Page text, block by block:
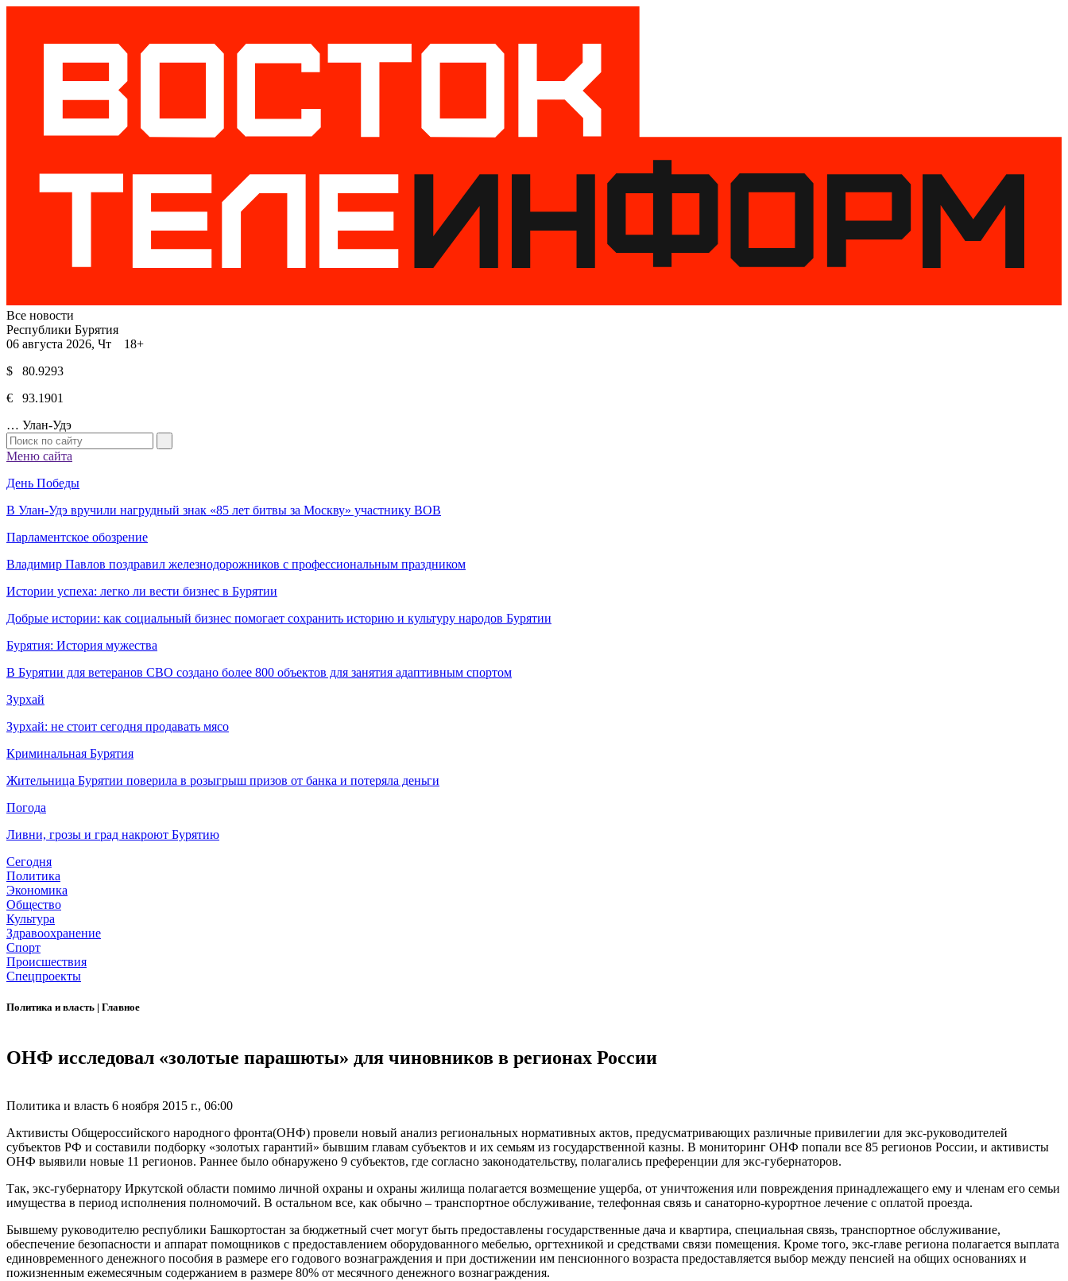
Все новости
Республики Бурятия
06 августа 2026, Чт 18+
$ 80.9293
€ 93.1901
… Улан-Удэ
Меню сайта
День Победы
В Улан-Удэ вручили нагрудный знак «85 лет битвы за Москву» участнику ВОВ
Парламентское обозрение
Владимир Павлов поздравил железнодорожников с профессиональным праздником
Истории успеха: легко ли вести бизнес в Бурятии
Добрые истории: как социальный бизнес помогает сохранить историю и культуру народов Бурятии
Бурятия: История мужества
В Бурятии для ветеранов СВО создано более 800 объектов для занятия адаптивным спортом
Зурхай
Зурхай: не стоит сегодня продавать мясо
Криминальная Бурятия
Жительница Бурятии поверила в розыгрыш призов от банка и потеряла деньги
Погода
Ливни, грозы и град накроют Бурятию
Сегодня
Политика
Экономика
Общество
Культура
Здравоохранение
Спорт
Происшествия
Спецпроекты
Политика и власть | Главное
ОНФ исследовал «золотые парашюты» для чиновников в регионах России
Политика и власть 6 ноября 2015 г., 06:00
Активисты Общероссийского народного фронта(ОНФ) провели новый анализ региональных нормативных актов, предусматривающих различные привилегии для экс-руководителей
субъектов РФ и составили подборку «золотых гарантий» бывшим главам субъектов и их семьям из государственной казны. В мониторинг ОНФ попали все 85 регионов России, и активисты
ОНФ выявили новые 11 регионов. Раннее было обнаружено 9 субъектов, где согласно законодательству, полагались преференции для экс-губернаторов.
Так, экс-губернатору Иркутской области помимо личной охраны и охраны жилища полагается возмещение ущерба, от уничтожения или повреждения принадлежащего ему и членам его семьи
имущества в период исполнения полномочий. В остальном все, как обычно – транспортное обслуживание, телефонная связь и санаторно-курортное лечение с оплатой проезда.
Бывшему руководителю республики Башкортостан за бюджетный счет могут быть предоставлены государственные дача и квартира, специальная связь, транспортное обслуживание,
обеспечение безопасности и аппарат помощников с предоставлением оборудованного мебелью, оргтехникой и средствами связи помещения. Кроме того, экс-главе региона полагается выплата
единовременного денежного пособия в размере его годового вознаграждения и при достижении им пенсионного возраста предоставляется выбор между пенсией на общих основаниях и
пожизненным ежемесячным содержанием в размере 80% от месячного денежного вознаграждения.